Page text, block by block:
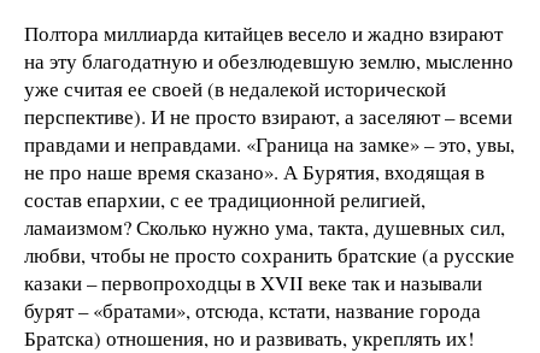
Полтора миллиарда китайцев весело и жадно взирают
на эту благодатную и обезлюдевшую землю, мысленно
уже считая ее своей (в недалекой исторической
перспективе). И не просто взирают, а заселяют – всеми
правдами и неправдами. «Граница на замке» – это, увы,
не про наше время сказано». А Бурятия, входящая в
состав епархии, с ее традиционной религией,
ламаизмом? Сколько нужно ума, такта, душевных сил,
любви, чтобы не просто сохранить братские (а русские
казаки – первопроходцы в XVII веке так и называли
бурят – «братами», отсюда, кстати, название города
Братска) отношения, но и развивать, укреплять их!